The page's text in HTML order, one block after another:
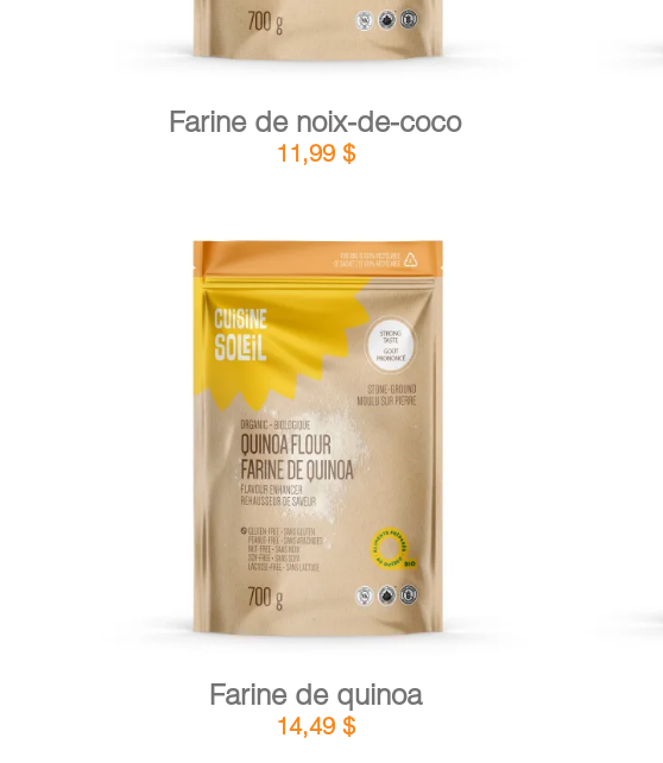
Farine de noix-de-coco
11,99 $
AJOUTER AU PANIER
Farine de quinoa
14,49 $